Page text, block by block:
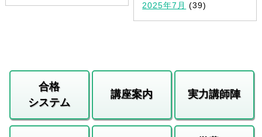
2025年7月 (39)
合格
システム
講座案内 実力講師陣